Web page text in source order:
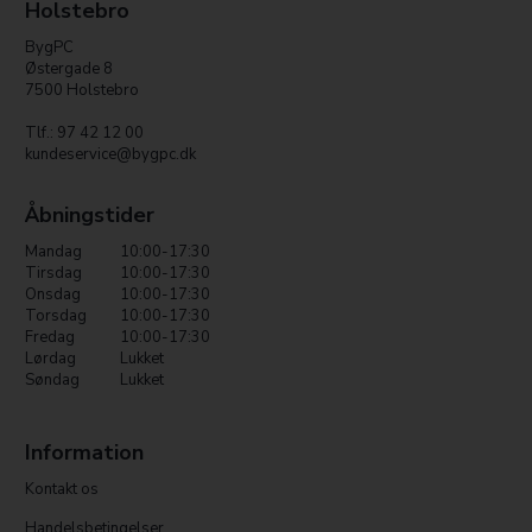
Holstebro
BygPC
Østergade 8
7500 Holstebro
Tlf.: 97 42 12 00
kundeservice@bygpc.dk
Åbningstider
Mandag
10:00-17:30
Tirsdag
10:00-17:30
Onsdag
10:00-17:30
Torsdag
10:00-17:30
Fredag
10:00-17:30
Lørdag
Lukket
Søndag
Lukket
Information
Kontakt os